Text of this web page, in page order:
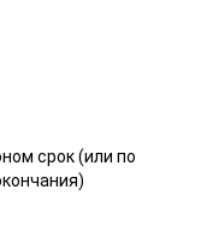
срок (или по